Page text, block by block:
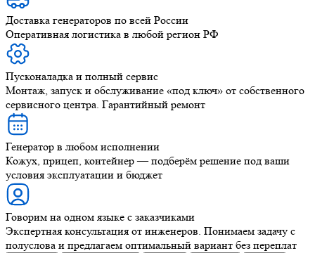
Доставка генераторов по всей России
Оперативная логистика в любой регион РФ
Пусконаладка и полный сервис
Монтаж, запуск и обслуживание «под ключ» от собственного
сервисного центра. Гарантийный ремонт
Генератор в любом исполнении
Кожух, прицеп, контейнер — подберём решение под ваши
условия эксплуатации и бюджет
Говорим на одном языке с заказчиками
Экспертная консультация от инженеров. Понимаем задачу с
полуслова и предлагаем оптимальный вариант без переплат